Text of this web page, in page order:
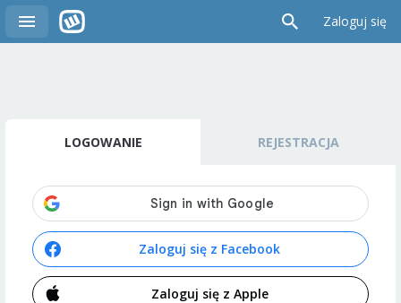
Zaloguj się
LOGOWANIE REJESTRACJA
Zaloguj się z Facebook
Zaloguj się z Apple